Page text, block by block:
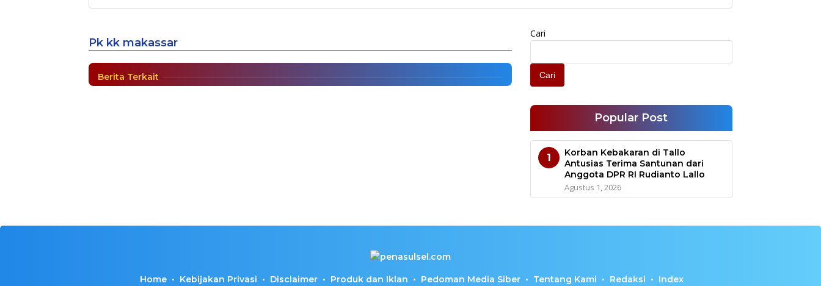
Pk kk makassar
TP PKK Makassar Juara Umum 1 Lomba Cipta Menu
MAKASSAR|Agustus 29, 2018
Berita Terkait
Cari
Cari
Popular Post
1
Korban Kebakaran di Tallo
Antusias Terima Santunan dari
Anggota DPR RI Rudianto Lallo
Agustus 1, 2026
Home Kebijakan Privasi Disclaimer Produk dan Iklan Pedoman Media Siber Tentang Kami Redaksi Index